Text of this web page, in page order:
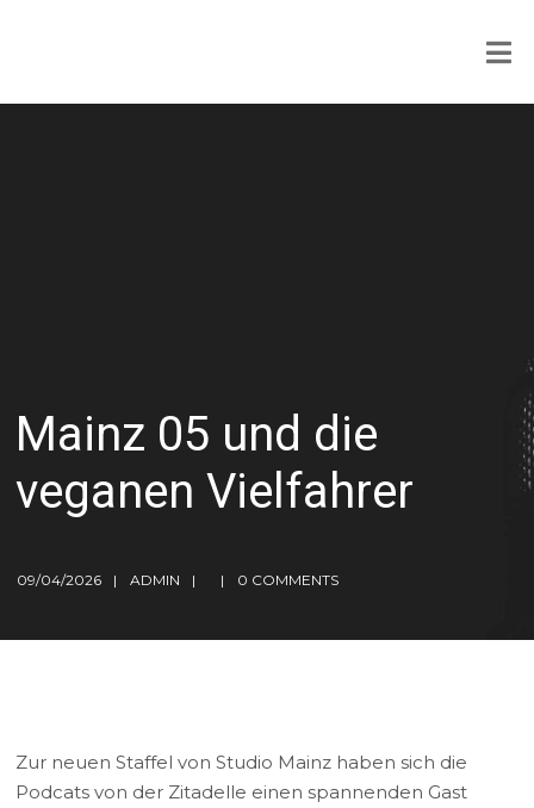
Mainz 05 und die
veganen Vielfahrer
09/04/2026 ADMIN 0 COMMENTS
Zur neuen Staffel von Studio Mainz haben sich die
Podcats von der Zitadelle einen spannenden Gast